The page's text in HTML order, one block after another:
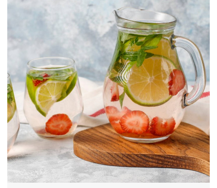
MODELOS
ARQUITECTURA E SUSTENTABILIDADE
O QUE POSSO CULTIVAR?
DICAS E SEGREDOS
BLOG